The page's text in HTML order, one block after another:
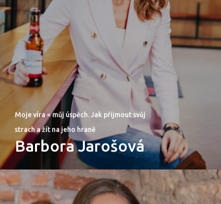
Moje víra = můj úspěch. Jak přijmout svůj
strach a žít na jeho hraně
Barbora Jarošová